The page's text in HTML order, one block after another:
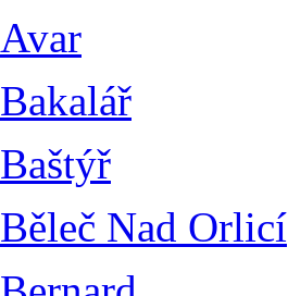
Avar
Bakalář
Baštýř
Běleč Nad Orlicí